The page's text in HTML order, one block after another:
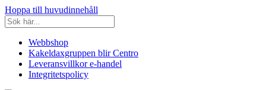
Hoppa till huvudinnehåll
Webbshop
Kakeldaxgruppen blir Centro
Leveransvillkor e-handel
Integritetspolicy